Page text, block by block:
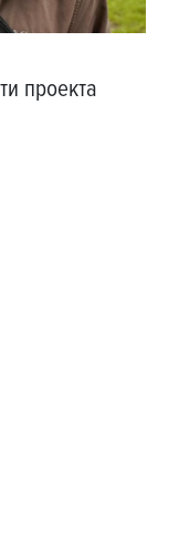
проекта